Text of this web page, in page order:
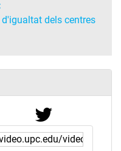
dels centres